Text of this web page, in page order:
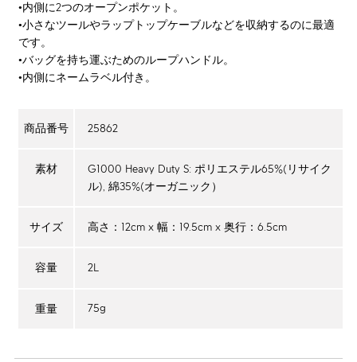
•内側に2つのオープンポケット。
•小さなツールやラップトップケーブルなどを収納するのに最適
です。
•バッグを持ち運ぶためのループハンドル。
•内側にネームラベル付き。
商品番号 25862
素材
G1000 Heavy Duty S: ポリエステル65%(リサイク
ル), 綿35%(オーガニック）
サイズ 高さ：12cm x 幅：19.5cm x 奥行：6.5cm
容量 2L
重量 75g